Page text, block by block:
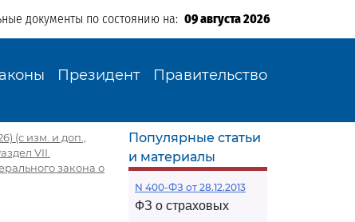
документы по состоянию на: 09 августа 2026
Президент Правительство
(с изм. и доп.,
VII.
закона о
Популярные статьи
и материалы
N 400-ФЗ от 28.12.2013
ФЗ о страховых